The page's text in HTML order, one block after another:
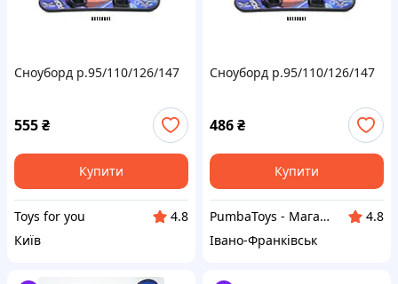
Сноуборд р.95/110/126/147
555₴
Купити
Toys for you
4.8
Київ
Сноуборд р.95/110/126/147
486₴
Купити
PumbaToys - Магазин товарів для дітей
4.8
Івано-Франківськ